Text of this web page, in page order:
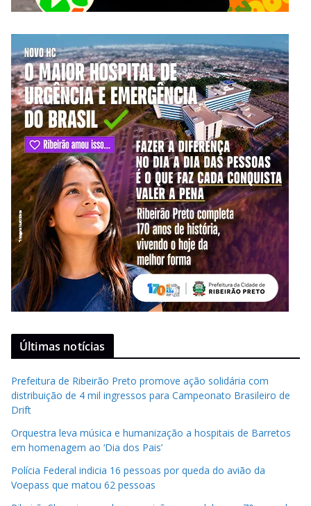
Últimas notícias
Prefeitura de Ribeirão Preto promove ação solidária com
distribuição de 4 mil ingressos para Campeonato Brasileiro de
Drift
Orquestra leva música e humanização a hospitais de Barretos
em homenagem ao ‘Dia dos Pais’
Polícia Federal indicia 16 pessoas por queda do avião da
Voepass que matou 62 pessoas